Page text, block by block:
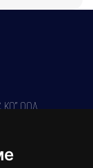
КО" ООД,